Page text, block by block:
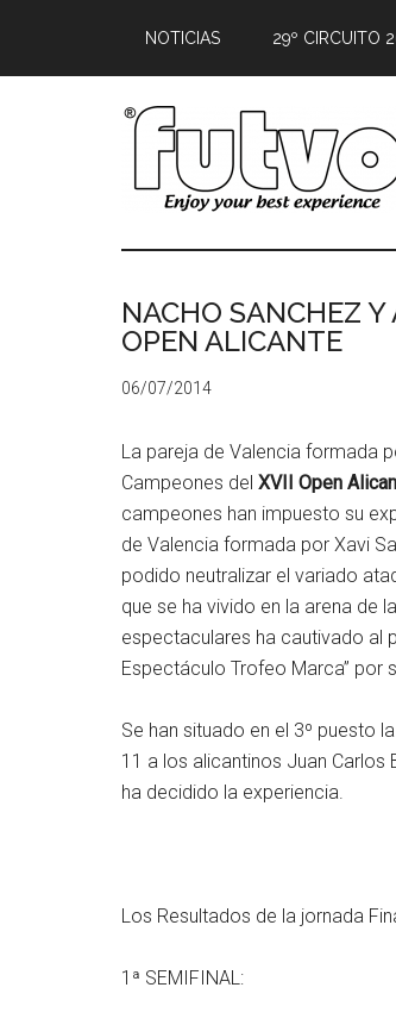
NOTICIAS 29º CIRCUITO
NACHO SANCHEZ Y
OPEN ALICANTE
06/07/2014
La pareja de Valencia formada
Campeones del XVII Open
campeones han impuesto su
de Valencia formada por Xavi
podido neutralizar el variado
que se ha vivido en la arena de
espectaculares ha cautivado al
Espectáculo Trofeo Marca” por
Se han situado en el 3º puesto
11 a los alicantinos Juan Carlos
ha decidido la experiencia.
Los Resultados de la jornada
1ª SEMIFINAL: